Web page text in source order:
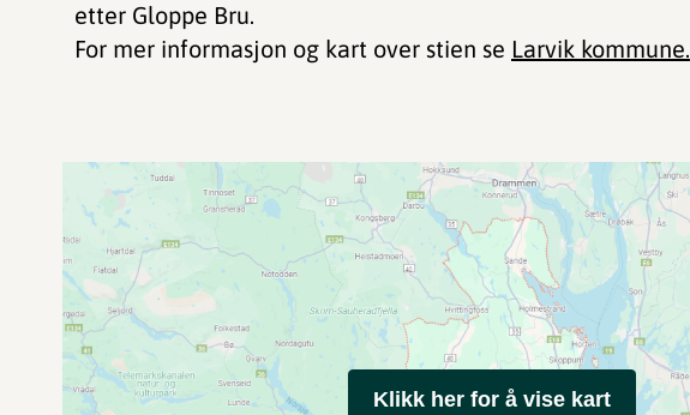
etter Gloppe Bru.
For mer informasjon og kart over stien se Larvik kommune.
Klikk her for å vise kart